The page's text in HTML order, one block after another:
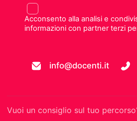
Acconsento alla analisi e
informazioni con partner terzi
info@docenti.it
Vuoi un consiglio sul tuo